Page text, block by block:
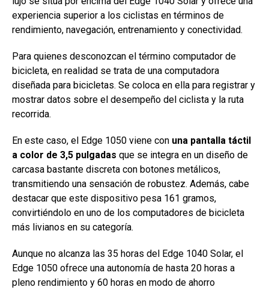
experiencia superior a los ciclistas en términos de
rendimiento, navegación, entrenamiento y conectividad.
Para quienes desconozcan el término computador de
bicicleta, en realidad se trata de una computadora
diseñada para bicicletas. Se coloca en ella para registrar y
mostrar datos sobre el desempeño del ciclista y la ruta
recorrida.
En este caso, el Edge 1050 viene con una pantalla táctil
a color de 3,5 pulgadas que se integra en un diseño de
carcasa bastante discreta con botones metálicos,
transmitiendo una sensación de robustez. Además, cabe
destacar que este dispositivo pesa 161 gramos,
convirtiéndolo en uno de los computadores de bicicleta
más livianos en su categoría.
Aunque no alcanza las 35 horas del Edge 1040 Solar, el
Edge 1050 ofrece una autonomía de hasta 20 horas a
pleno rendimiento y 60 horas en modo de ahorro